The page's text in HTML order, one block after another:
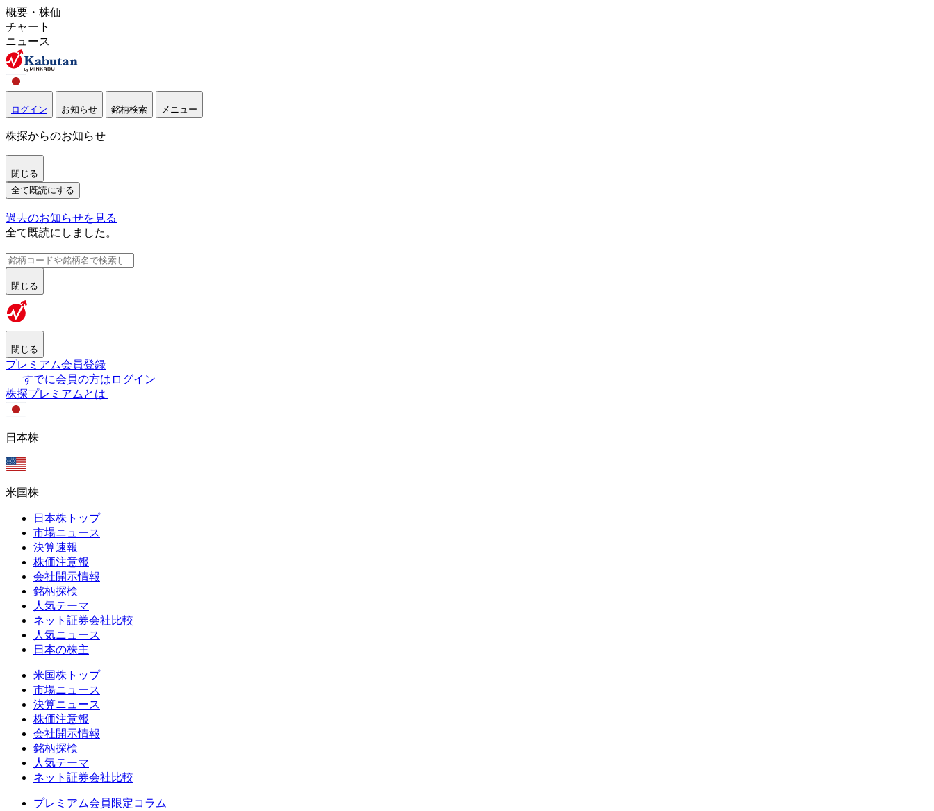
概要・株価
チャート
ニュース
ログイン お知らせ 銘柄検索 メニュー
株探からのお知らせ
閉じる
全て既読にする
過去のお知らせを見る
全て既読にしました。
閉じる
閉じる
プレミアム会員登録
すでに会員の方はログイン
株探プレミアムとは
日本株
米国株
日本株トップ
市場ニュース
決算速報
株価注意報
会社開示情報
銘柄探検
人気テーマ
ネット証券会社比較
人気ニュース
日本の株主
米国株トップ
市場ニュース
決算ニュース
株価注意報
会社開示情報
銘柄探検
人気テーマ
ネット証券会社比較
プレミアム会員限定コラム